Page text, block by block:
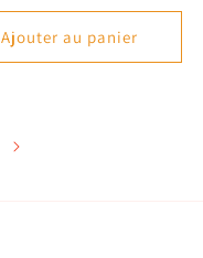
Ajouter au panier